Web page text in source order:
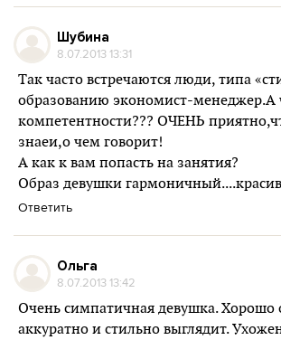
Шубина
8.07.2013 13:31
Так часто встречаются люди, типа
образованию экономист-менеджер.А
компетентности??? ОЧЕНЬ
знаеи,о чем говорит!
А как к вам попасть на занятия?
Образ девушки
Ответить
Ольга
8.07.2013 13:42
Очень симпатичная девушка. Хорошо
аккуратно и стильно выглядит.